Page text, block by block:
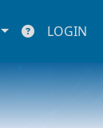
LOGIN